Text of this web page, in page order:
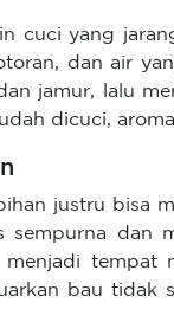
cuci yang
dan air
jamur, lalu
dicuci,
justru bisa
dan
tempat
bau tidak